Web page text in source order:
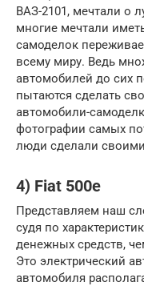
ВАЗ-2101, мечтали о
многие мечтали
самоделок
всему миру. Ведь
автомобилей до сих
пытаются сделать
автомобили-
фотографии самых
люди сделали
4) Fiat 500e
Представляем наш
судя по
денежных средств,
Это электрический
автомобиля